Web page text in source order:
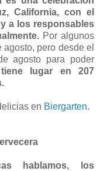
California, con el
a los responsables
Por algunos
pero desde el
agosto para poder
lugar en 207
en Biergarten.
hablamos, los